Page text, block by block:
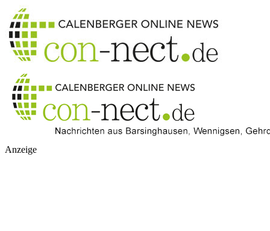
Anzeige